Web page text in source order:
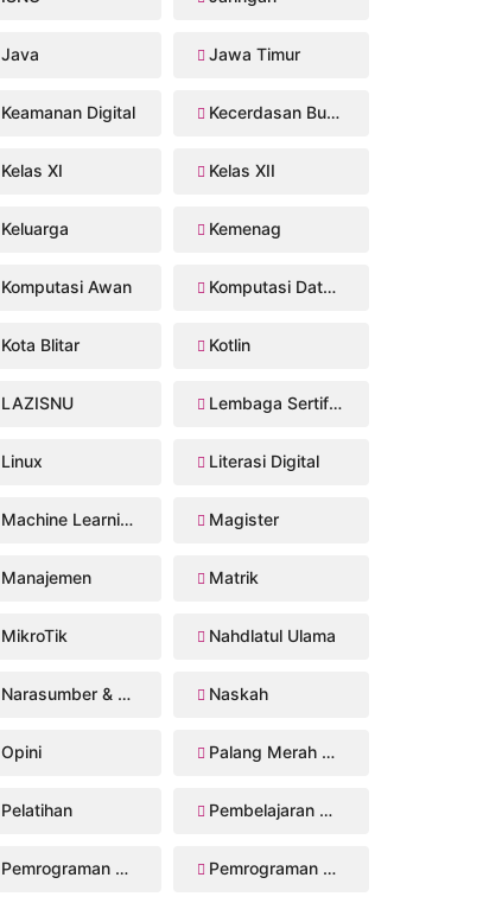
Java Jawa Timur
Keamanan Digital Kecerdasan Buatan
Kelas XI Kelas XII
Keluarga Kemenag
Komputasi Awan Komputasi Data Sains
Kota Blitar Kotlin
LAZISNU Lembaga Sertifikasi Profesi
Linux Literasi Digital
Machine Learning Magister
Manajemen Matrik
MikroTik Nahdlatul Ulama
Narasumber & Trainer Naskah
Opini Palang Merah Remaja
Pelatihan Pembelajaran Mendalam
Pemrograman Perangkat Bergerak Pemrograman Web